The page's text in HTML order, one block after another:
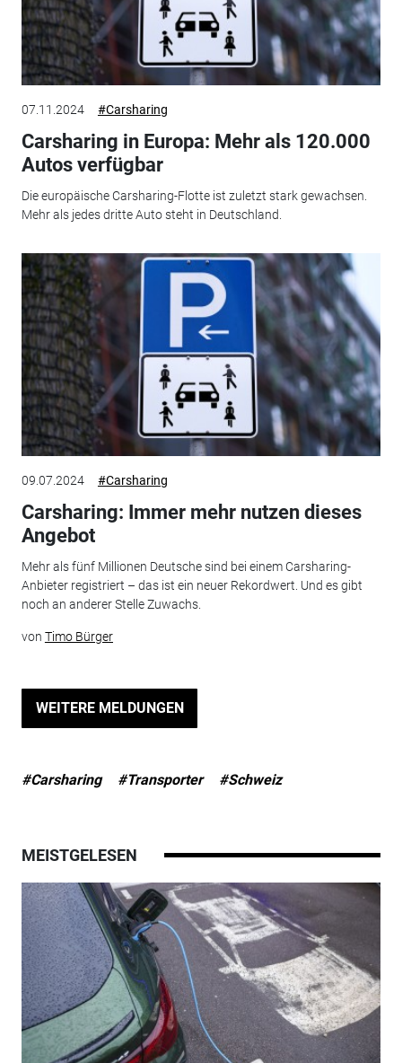
07.11.2024 #Carsharing
Carsharing in Europa: Mehr als 120.000
Autos verfügbar
Die europäische Carsharing-Flotte ist zuletzt stark gewachsen.
Mehr als jedes dritte Auto steht in Deutschland.
09.07.2024 #Carsharing
Carsharing: Immer mehr nutzen dieses
Angebot
Mehr als fünf Millionen Deutsche sind bei einem Carsharing-
Anbieter registriert – das ist ein neuer Rekordwert. Und es gibt
noch an anderer Stelle Zuwachs.
von Timo Bürger
WEITERE MELDUNGEN
#Carsharing #Transporter #Schweiz
MEISTGELESEN